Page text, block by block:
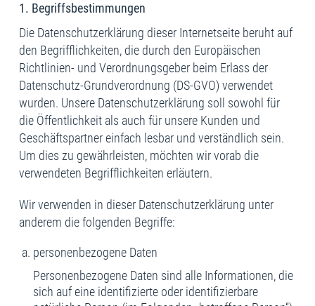
1. Begriffsbestimmungen
Die Datenschutzerklärung dieser Internetseite beruht auf
den Begrifflichkeiten, die durch den Europäischen
Richtlinien- und Verordnungsgeber beim Erlass der
Datenschutz-Grundverordnung (DS-GVO) verwendet
wurden. Unsere Datenschutzerklärung soll sowohl für
die Öffentlichkeit als auch für unsere Kunden und
Geschäftspartner einfach lesbar und verständlich sein.
Um dies zu gewährleisten, möchten wir vorab die
verwendeten Begrifflichkeiten erläutern.
Wir verwenden in dieser Datenschutzerklärung unter
anderem die folgenden Begriffe:
personenbezogene Daten
Personenbezogene Daten sind alle Informationen, die
sich auf eine identifizierte oder identifizierbare